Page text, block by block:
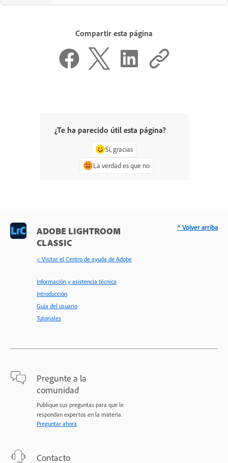
Compartir esta página
¿Te ha parecido útil esta página?
Sí, gracias
La verdad es que no
ADOBE LIGHTROOM
CLASSIC
< Visitar el Centro de ayuda de Adobe
Información y asistencia técnica
Introducción
Guía del usuario
Tutoriales
Pregunte a la
comunidad
Publique sus preguntas para que le
respondan expertos en la materia.
Preguntar ahora
Contacto
^ Volver arriba